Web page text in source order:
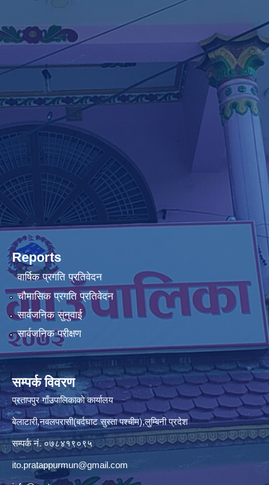
Reports
वार्षिक प्रगति प्रतिवेदन
चौमासिक प्रगति प्रतिवेदन
सार्वजनिक सुनुवाई
सार्वजनिक परीक्षण
सम्पर्क विवरण
प्रतापपुर गाँउपालिकाकाे कार्यालय
बेलाटारी,नवलपरासी(बर्दघाट सुस्ता पश्चीम),लुम्बिनी प्रदेश
सम्पर्क नं. ०७८४१९०९५
ito.pratappurmun@gmail.com